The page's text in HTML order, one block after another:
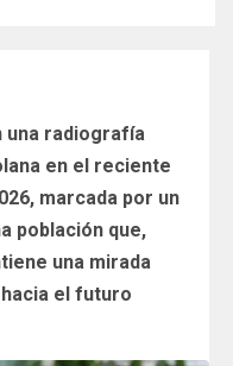
una radiografía
en el reciente
marcada por un
población que,
una mirada
el futuro